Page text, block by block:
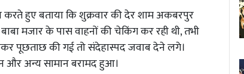
हुए बताया कि शुक्रवार की देर शाम अकबरपुर
मजार के पास वाहनों की चेकिंग कर रही थी, तभी
पूछताछ की गई तो संदेहास्पद जवाब देने लगे।
और अन्य सामान बरामद हुआ।